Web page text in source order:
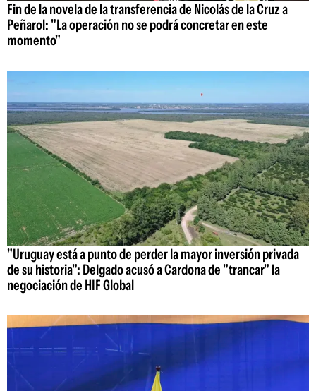
Fin de la novela de la transferencia de Nicolás de la Cruz a
Peñarol: "La operación no se podrá concretar en este
momento"
"Uruguay está a punto de perder la mayor inversión privada
de su historia": Delgado acusó a Cardona de "trancar" la
negociación de HIF Global